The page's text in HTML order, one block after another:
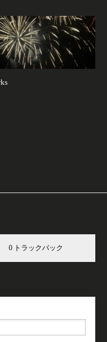
0 トラックバック